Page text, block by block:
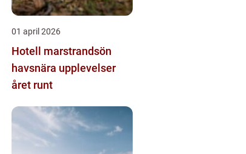
01 april 2026
Hotell marstrandsön
havsnära upplevelser
året runt